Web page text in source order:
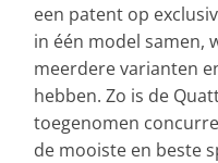
een patent op
in één model samen,
meerdere varianten
hebben. Zo is de
toegenomen
de mooiste en beste